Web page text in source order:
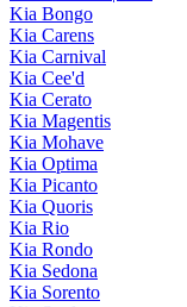
Kia Bongo
Kia Carens
Kia Carnival
Kia Cee'd
Kia Cerato
Kia Magentis
Kia Mohave
Kia Optima
Kia Picanto
Kia Quoris
Kia Rio
Kia Rondo
Kia Sedona
Kia Sorento